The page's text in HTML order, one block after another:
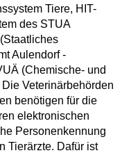
Tiere, HIT-
des STUA
Aulendorf -
(Chemische- und
Veterinärbehörden
benötigen für die
elektronischen
Personenkennung
Tierärzte. Dafür ist